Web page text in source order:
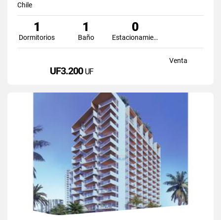
Chile
1
Dormitorios
1
Baño
0
Estacionamiento
Venta
UF3.200 UF